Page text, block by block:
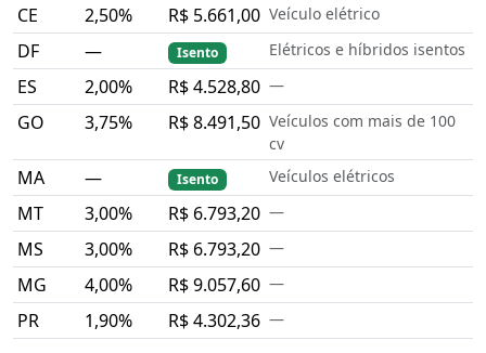
CE 2,50% R$ 5.661,00 Veículo elétrico
DF — Isento Elétricos e híbridos isentos
ES 2,00% R$ 4.528,80 —
GO 3,75% R$ 8.491,50 Veículos com mais de 100
cv
MA — Isento Veículos elétricos
MT 3,00% R$ 6.793,20 —
MS 3,00% R$ 6.793,20 —
MG 4,00% R$ 9.057,60 —
PR 1,90% R$ 4.302,36 —